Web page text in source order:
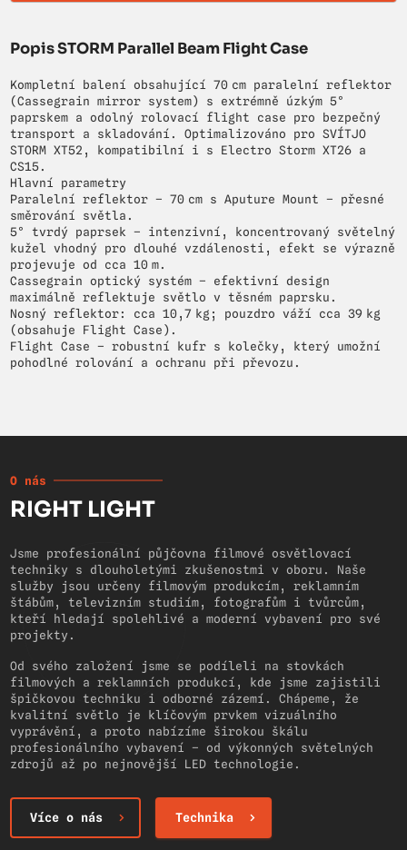
Popis STORM Parallel Beam Flight Case
Kompletní balení obsahující 70 cm paralelní reflektor
(Cassegrain mirror system) s extrémně úzkým 5°
paprskem a odolný rolovací flight case pro bezpečný
transport a skladování. Optimalizováno pro SVÍTJO
STORM XT52, kompatibilní i s Electro Storm XT26 a
CS15.
Hlavní parametry
Paralelní reflektor – 70 cm s Aputure Mount – přesné
směrování světla.
5° tvrdý paprsek – intenzivní, koncentrovaný světelný
kužel vhodný pro dlouhé vzdálenosti, efekt se výrazně
projevuje od cca 10 m.
Cassegrain optický systém – efektivní design
maximálně reflektuje světlo v těsném paprsku.
Nosný reflektor: cca 10,7 kg; pouzdro váží cca 39 kg
(obsahuje Flight Case).
Flight Case – robustní kufr s kolečky, který umožní
pohodlné rolování a ochranu při převozu.
O nás
RIGHT LIGHT
Jsme profesionální půjčovna filmové osvětlovací
techniky s dlouholetými zkušenostmi v oboru. Naše
služby jsou určeny filmovým produkcím, reklamním
štábům, televizním studiím, fotografům i tvůrcům,
kteří hledají spolehlivé a moderní vybavení pro své
projekty.
Od svého založení jsme se podíleli na stovkách
filmových a reklamních produkcí, kde jsme zajistili
špičkovou techniku i odborné zázemí. Chápeme, že
kvalitní světlo je klíčovým prvkem vizuálního
vyprávění, a proto nabízíme širokou škálu
profesionálního vybavení – od výkonných světelných
zdrojů až po nejnovější LED technologie.
Více o nás Technika